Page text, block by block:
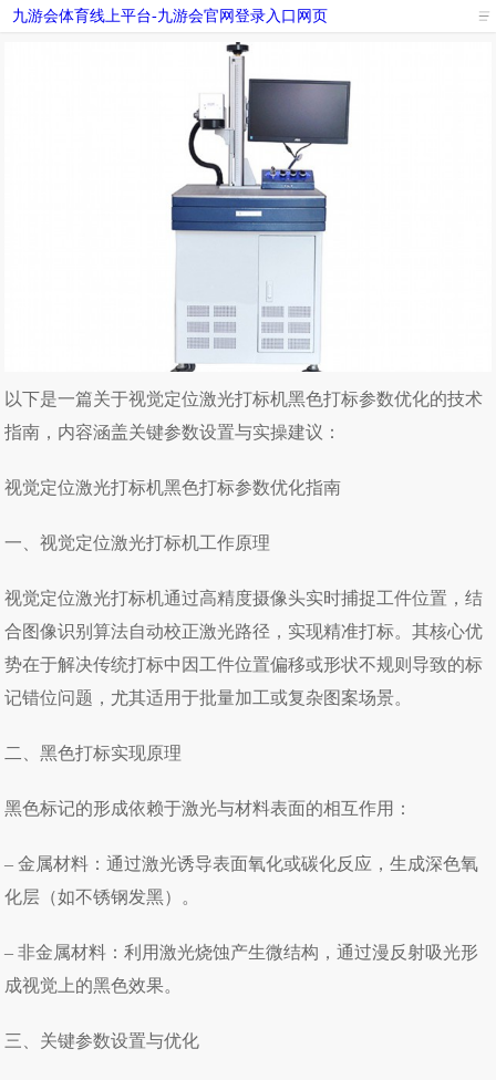
九游会体育线上平台-九游会官网登录入口网页
视觉定位激光打标机打黑色参数-九游会体育线上平台
以下是一篇关于视觉定位激光打标机黑色打标参数优化的技术
指南，内容涵盖关键参数设置与实操建议：
视觉定位激光打标机黑色打标参数优化指南
一、视觉定位激光打标机工作原理
视觉定位激光打标机通过高精度摄像头实时捕捉工件位置，结
合图像识别算法自动校正激光路径，实现精准打标。其核心优
势在于解决传统打标中因工件位置偏移或形状不规则导致的标
记错位问题，尤其适用于批量加工或复杂图案场景。
二、黑色打标实现原理
黑色标记的形成依赖于激光与材料表面的相互作用：
– 金属材料：通过激光诱导表面氧化或碳化反应，生成深色氧
化层（如不锈钢发黑）。
– 非金属材料：利用激光烧蚀产生微结构，通过漫反射吸光形
成视觉上的黑色效果。
三、关键参数设置与优化